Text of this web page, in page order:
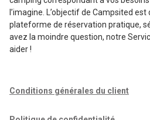
l’imagine. L’objectif de Campsited
plateforme de réservation pratique,
avez la moindre question, notre
aider !
Conditions générales du client